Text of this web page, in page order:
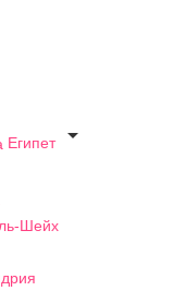
Египет

Шейх